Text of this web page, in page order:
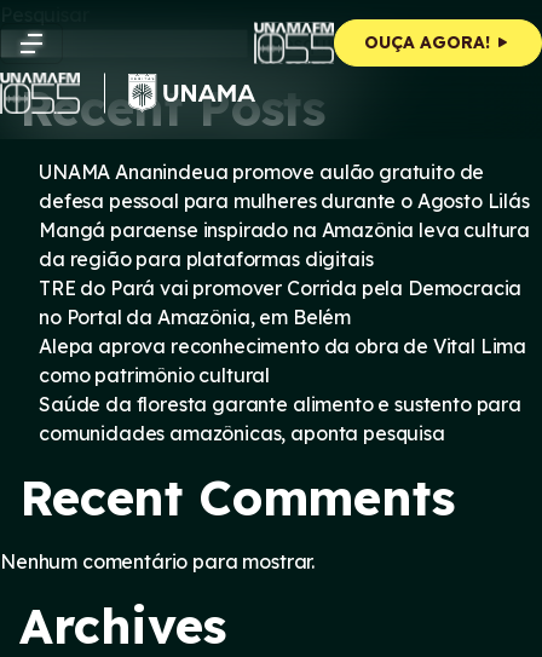
content
OUÇA AGORA!
Pesquisar
Pesquisar
Recent Posts
UNAMA Ananindeua promove aulão gratuito de
defesa pessoal para mulheres durante o Agosto Lilás
Mangá paraense inspirado na Amazônia leva cultura
da região para plataformas digitais
TRE do Pará vai promover Corrida pela Democracia
no Portal da Amazônia, em Belém
Alepa aprova reconhecimento da obra de Vital Lima
como patrimônio cultural
Saúde da floresta garante alimento e sustento para
comunidades amazônicas, aponta pesquisa
Recent Comments
Nenhum comentário para mostrar.
Archives